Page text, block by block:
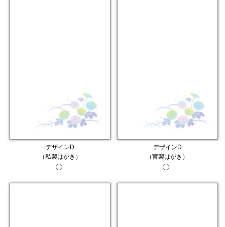
デザインD
（私製はがき）
デザインD
（官製はがき）